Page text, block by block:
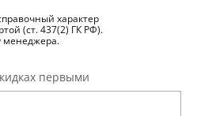
характер
(ст. 437(2) ГК РФ).
менеджера.
первыми